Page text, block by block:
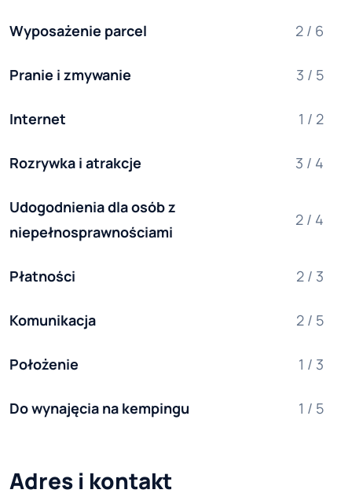
Wyposażenie parcel 2 / 6
Pranie i zmywanie 3 / 5
Internet 1 / 2
Rozrywka i atrakcje 3 / 4
Udogodnienia dla osób z
niepełnosprawnościami
2 / 4
Płatności 2 / 3
Komunikacja 2 / 5
Położenie 1 / 3
Do wynajęcia na kempingu 1 / 5
Adres i kontakt